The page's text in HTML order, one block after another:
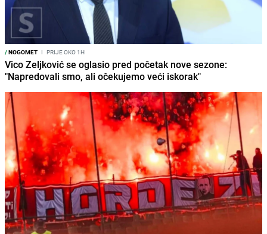
/NOGOMET I PRIJE OKO 1H
Vico Zeljković se oglasio pred početak nove sezone:
"Napredovali smo, ali očekujemo veći iskorak"